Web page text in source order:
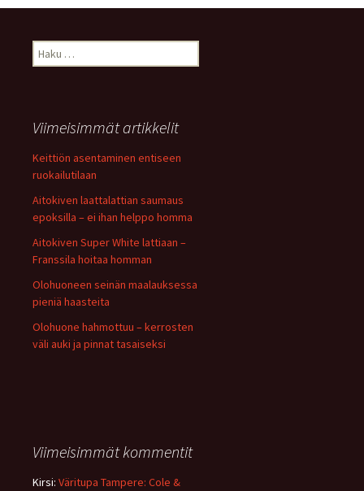
Haku:
Viimeisimmät artikkelit
Keittiön asentaminen entiseen
ruokailutilaan
Aitokiven laattalattian saumaus
epoksilla – ei ihan helppo homma
Aitokiven Super White lattiaan –
Franssila hoitaa homman
Olohuoneen seinän maalauksessa
pieniä haasteita
Olohuone hahmottuu – kerrosten
väli auki ja pinnat tasaiseksi
Viimeisimmät kommentit
Kirsi: Väritupa Tampere: Cole &